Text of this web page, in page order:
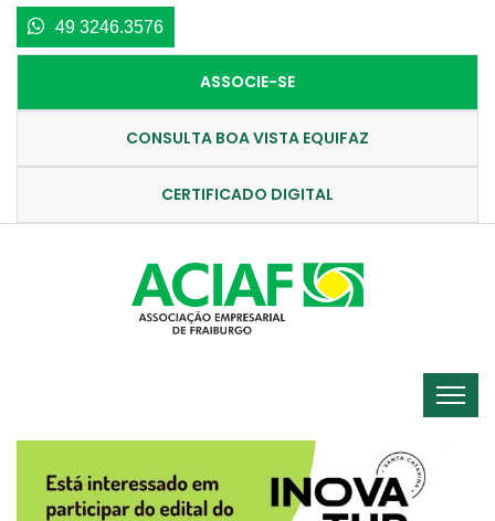
49 3246.3576
ASSOCIE-SE
CONSULTA BOA VISTA EQUIFAZ
CERTIFICADO DIGITAL